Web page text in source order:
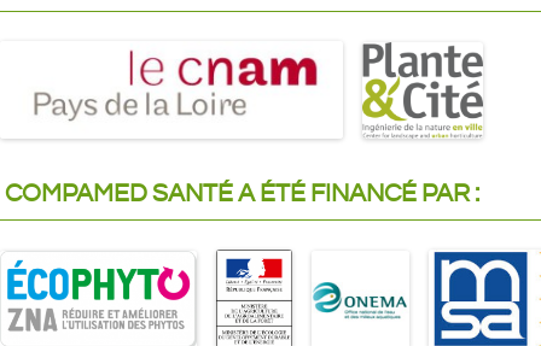
COMPAMED SANTÉ A ÉTÉ FINANCÉ PAR :